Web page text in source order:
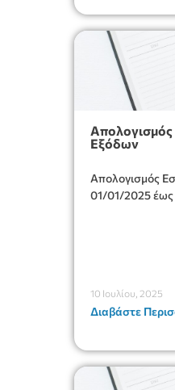
Εξόδων
Απολογισμός
01/01/2025
10 Ιουλίου, 2025
Διαβάστε